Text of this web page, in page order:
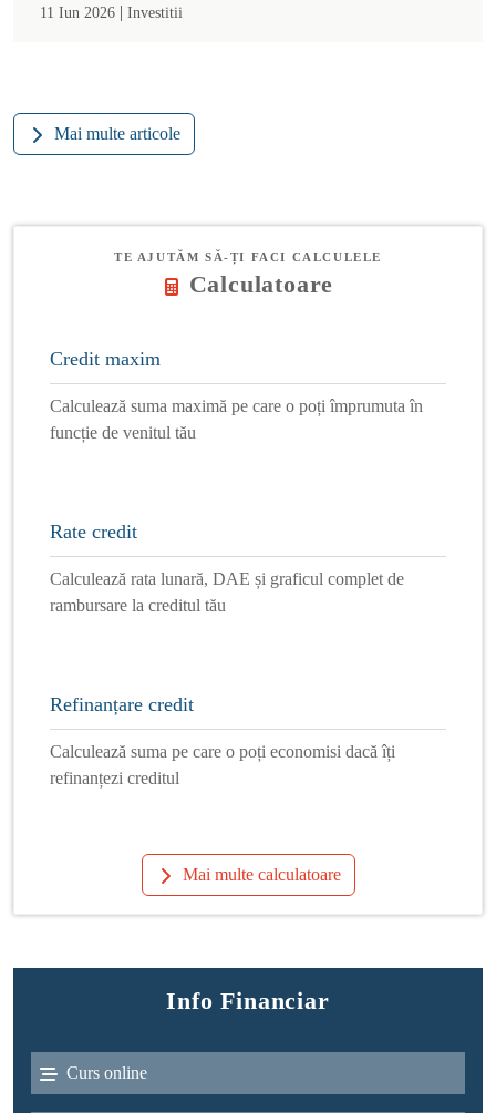
11 Iun 2026 | Investitii
Mai multe articole
TE AJUTĂM SĂ-ȚI FACI CALCULELE
Calculatoare
Credit maxim
Calculează suma maximă pe care o poți împrumuta în
funcție de venitul tău
Rate credit
Calculează rata lunară, DAE și graficul complet de
rambursare la creditul tău
Refinanțare credit
Calculează suma pe care o poți economisi dacă îți
refinanțezi creditul
Mai multe calculatoare
Info Financiar
Curs online